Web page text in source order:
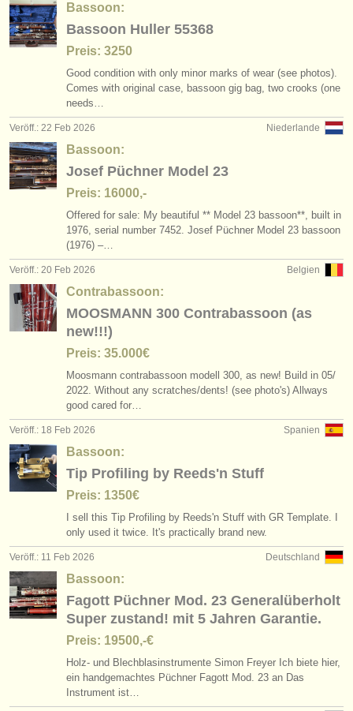
Bassoon:
Bassoon Huller 55368
Preis: 3250
Good condition with only minor marks of wear (see photos).
Comes with original case, bassoon gig bag, two crooks (one
needs…
Niederlande
Veröff.: 22 Feb 2026
Bassoon:
Josef Püchner Model 23
Preis: 16000,-
Offered for sale: My beautiful ** Model 23 bassoon**, built in
1976, serial number 7452. Josef Püchner Model 23 bassoon
(1976) –…
Belgien
Veröff.: 20 Feb 2026
Contrabassoon:
MOOSMANN 300 Contrabassoon (as
new!!!)
Preis: 35.000€
Moosmann contrabassoon modell 300, as new! Build in 05/
2022. Without any scratches/dents! (see photo's) Allways
good cared for…
Spanien
Veröff.: 18 Feb 2026
Bassoon:
Tip Profiling by Reeds'n Stuff
Preis: 1350€
I sell this Tip Profiling by Reeds'n Stuff with GR Template. I
only used it twice. It's practically brand new.
Deutschland
Veröff.: 11 Feb 2026
Bassoon:
Fagott Püchner Mod. 23 Generalüberholt
Super zustand! mit 5 Jahren Garantie.
Preis: 19500,-€
Holz- und Blechblasinstrumente Simon Freyer Ich biete hier,
ein handgemachtes Püchner Fagott Mod. 23 an Das
Instrument ist…